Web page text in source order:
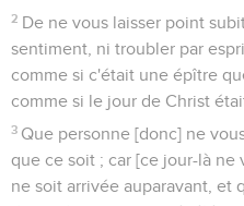
2 De ne vous laisser point
sentiment, ni troubler par
comme si c'était une épître
comme si le jour de Christ
3 Que personne [donc] ne
que ce soit ; car [ce jour-là
ne soit arrivée auparavant, et